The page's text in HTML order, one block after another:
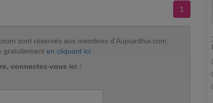
1
sont réservés aux membres d'Aujourdhui.com.
gratuitement en cliquant ici
connectez-vous ici :